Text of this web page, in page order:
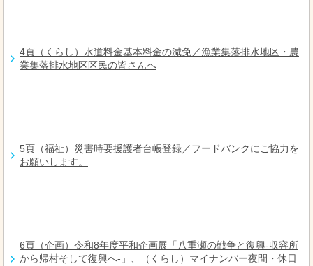
4頁（くらし）水道料金基本料金の減免／漁業集落排水地区・農
業集落排水地区区民の皆さんへ
5頁（福祉）災害時要援護者台帳登録／フードバンクにご協力を
お願いします。
6頁（企画）令和8年度平和企画展「八重瀬の戦争と復興-収容所
から帰村そして復興へ-」、（くらし）マイナンバー夜間・休日